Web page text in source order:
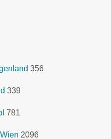
356
339
781
2096